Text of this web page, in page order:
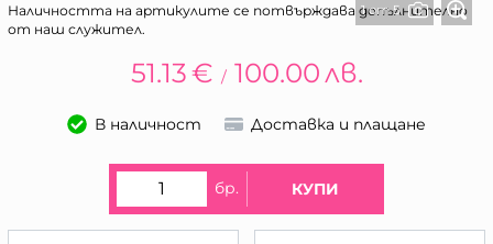
1 от 5
Наличността на артикулите се потвърждава допълнително
от наш служител.
51.13€ / 100.00лв.
В наличност Доставка и плащане
бр. КУПИ